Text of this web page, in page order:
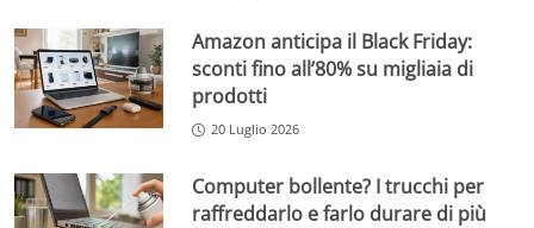
Amazon anticipa il Black Friday:
sconti fino all’80% su migliaia di
prodotti
20 Luglio 2026
Computer bollente? I trucchi per
raffreddarlo e farlo durare di più